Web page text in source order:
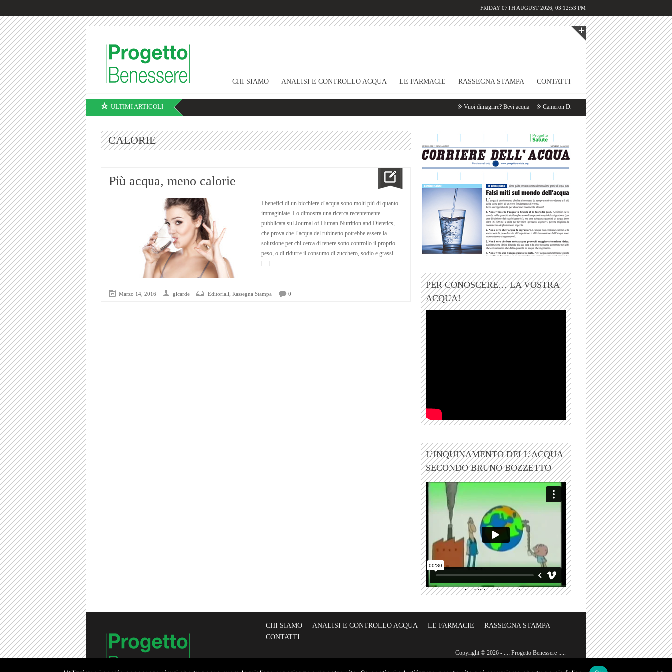
FRIDAY 07TH AUGUST 2026, 03:12:53 PM
CHI SIAMO ANALISI E CONTROLLO ACQUA LE FARMACIE RASSEGNA STAMPA CONTATTI
ULTIMI ARTICOLI Vuoi dimagrire? Bevi acqua Cameron Diaz: «Appena mi sveglio bevo un litro
CALORIE
Più acqua, meno calorie
I benefici di un bicchiere d’acqua sono molti più di quanto
immaginiate. Lo dimostra una ricerca recentemente
pubblicata sul Journal of Human Nutrition and Dietetics,
che prova che l’acqua del rubinetto potrebbe essere la
soluzione per chi cerca di tenere sotto controllo il proprio
peso, o di ridurre il consumo di zucchero, sodio e grassi
[...]
Marzo 14, 2016 gicarde Editoriali, Rassegna Stampa 0
PER CONOSCERE… LA VOSTRA
ACQUA!
L’INQUINAMENTO DELL’ACQUA
SECONDO BRUNO BOZZETTO
CHI SIAMO ANALISI E CONTROLLO ACQUA LE FARMACIE
RASSEGNA STAMPA
CONTATTI
Copyright © 2026 - ..:: Progetto Benessere ::...